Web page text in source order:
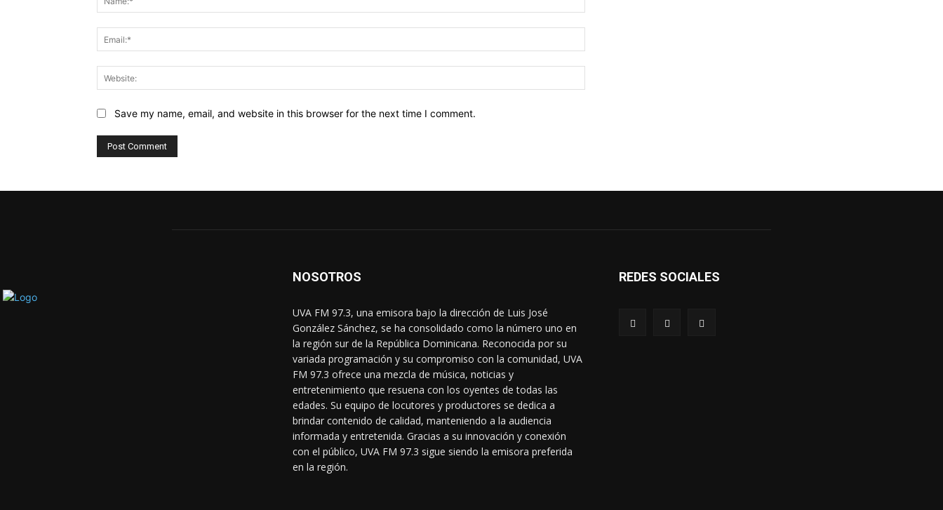
Save my name, email, and website in this browser for the next time I comment.
NOSOTROS
UVA FM 97.3, una emisora bajo la dirección de Luis José
González Sánchez, se ha consolidado como la número uno en
la región sur de la República Dominicana. Reconocida por su
variada programación y su compromiso con la comunidad, UVA
FM 97.3 ofrece una mezcla de música, noticias y
entretenimiento que resuena con los oyentes de todas las
edades. Su equipo de locutores y productores se dedica a
brindar contenido de calidad, manteniendo a la audiencia
informada y entretenida. Gracias a su innovación y conexión
con el público, UVA FM 97.3 sigue siendo la emisora preferida
en la región.
REDES SOCIALES